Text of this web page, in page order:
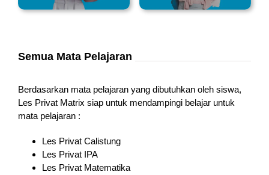
Semua Mata Pelajaran
Berdasarkan mata pelajaran yang dibutuhkan oleh siswa,
Les Privat Matrix siap untuk mendampingi belajar untuk
mata pelajaran :
Les Privat Calistung
Les Privat IPA
Les Privat Matematika